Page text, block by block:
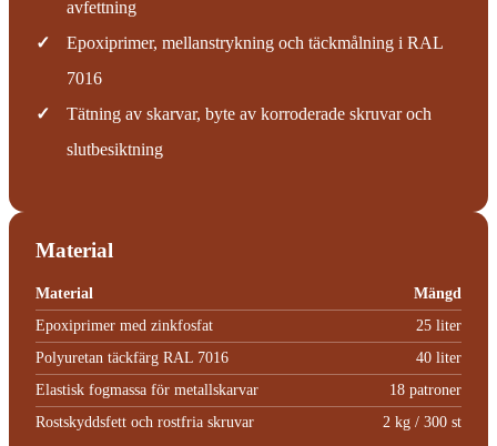
avfettning
✓
Epoxiprimer, mellanstrykning och täckmålning i RAL
7016
✓
Tätning av skarvar, byte av korroderade skruvar och
slutbesiktning
Material
Material
Mängd
Epoxiprimer med zinkfosfat
25 liter
Polyuretan täckfärg RAL 7016
40 liter
Elastisk fogmassa för metallskarvar
18 patroner
Rostskyddsfett och rostfria skruvar
2 kg / 300 st